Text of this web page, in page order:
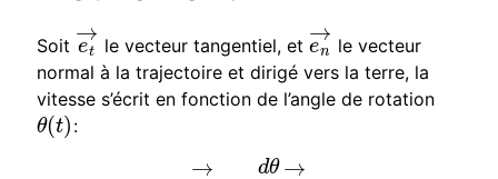
Soit et
→
et→le vecteur tangentiel, eten
→
en →
le vecteur
normal à la trajectoire et dirigé vers la terre, la
vitesse s’écrit en fonction de l’angle de rotation
θ(t)
θ(t) :
→ dθ →